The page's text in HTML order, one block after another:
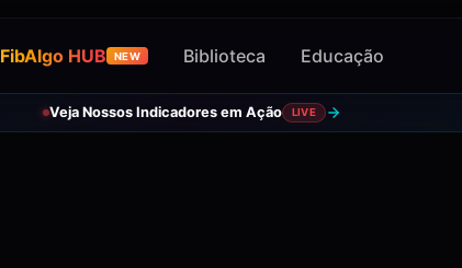
FibAlgo HUB NEW Biblioteca Educação
Veja Nossos Indicadores em Ação LIVE